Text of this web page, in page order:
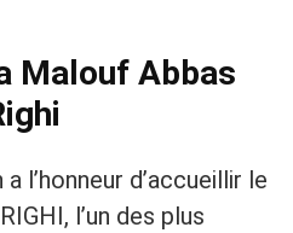
Malouf Abbas
l’honneur d’accueillir le
l’un des plus